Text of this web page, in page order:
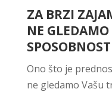
ZA BRZI
NE
SPOSOBNOST
Ono što je
ne gledamo Vašu